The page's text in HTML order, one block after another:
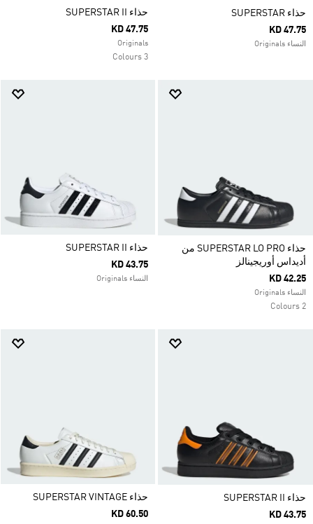
حذاء SUPERSTAR
KD 47.75
النساء Originals
حذاء SUPERSTAR II
KD 47.75
Originals
3 Colours
حذاء SUPERSTAR LO PRO من
أديداس أوريجينالز
KD 42.25
النساء Originals
2 Colours
حذاء SUPERSTAR II
KD 43.75
النساء Originals
حذاء SUPERSTAR II
KD 43.75
حذاء SUPERSTAR VINTAGE
KD 60.50